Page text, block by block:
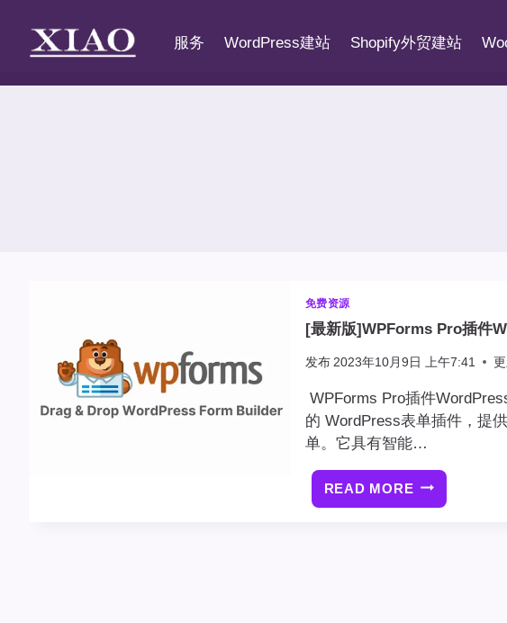
容
服务 WordPress建站 Shopify外贸建站
免费资源
[最新版]WPForms Pro插件
发布 2023年10月9日 上午7:41
WPForms Pro插件
的 WordPress表单插件，提
单。它具有智能…
READ MORE [最
新